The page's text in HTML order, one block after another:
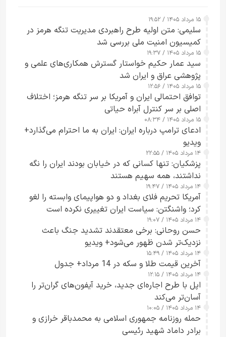
۱۵ مرداد ۱۴۰۵ / ۱۹:۵۲
سلیمی: متن اولیه طرح راهبردی مدیریت تنگه هرمز در
کمیسیون امنیت ملی بررسی شد
۱۵ مرداد ۱۴۰۵ / ۱۹:۳۷
سید عمار حکیم خواستار گسترش همکاری‌های علمی و
پژوهشی عراق و ایران شد
۱۵ مرداد ۱۴۰۵ / ۱۲:۵۶
توافق احتمالی ایران و آمریکا بر سر تنگه هرمز؛ اختلاف
اصلی بر سر کنترل آبراه حیاتی
۱۵ مرداد ۱۴۰۵ / ۰۸:۳۴
ادعای ترامپ درباره ایران: ایران به ما احترام می‌گذارد+
ویدیو
۱۴ مرداد ۱۴۰۵ / ۲۲:۵۵
پزشکیان: تنها کسانی که در خیابان بودند ایران را نگه
نداشتند، همه سهیم هستند
۱۴ مرداد ۱۴۰۵ / ۱۹:۴۷
آمریکا تحریم فلای بغداد و دو هواپیمای وابسته را لغو
کرد؛ واشنگتن: سیاست ایران تغییری نکرده است
۱۴ مرداد ۱۴۰۵ / ۱۹:۰۷
حسن روحانی: برخی معتقدند تشدید جنگ باعث
نزدیک‌تر شدن ظهور می‌شود+ ویدیو
۱۴ مرداد ۱۴۰۵ / ۱۵:۴۹
آخرین قیمت طلا و سکه در 14 مرداد+ جدول
۱۴ مرداد ۱۴۰۵ / ۱۲:۱۵
اپل با طرح اجاره‌ای جدید، خرید آیفون‌های گران‌تر را
آسان‌تر می‌کند
۱۴ مرداد ۱۴۰۵ / ۱۰:۰۵
حمله روزنامه جمهوری اسلامی به محمدباقر خرازی و
برادر داماد شهید رئیسی